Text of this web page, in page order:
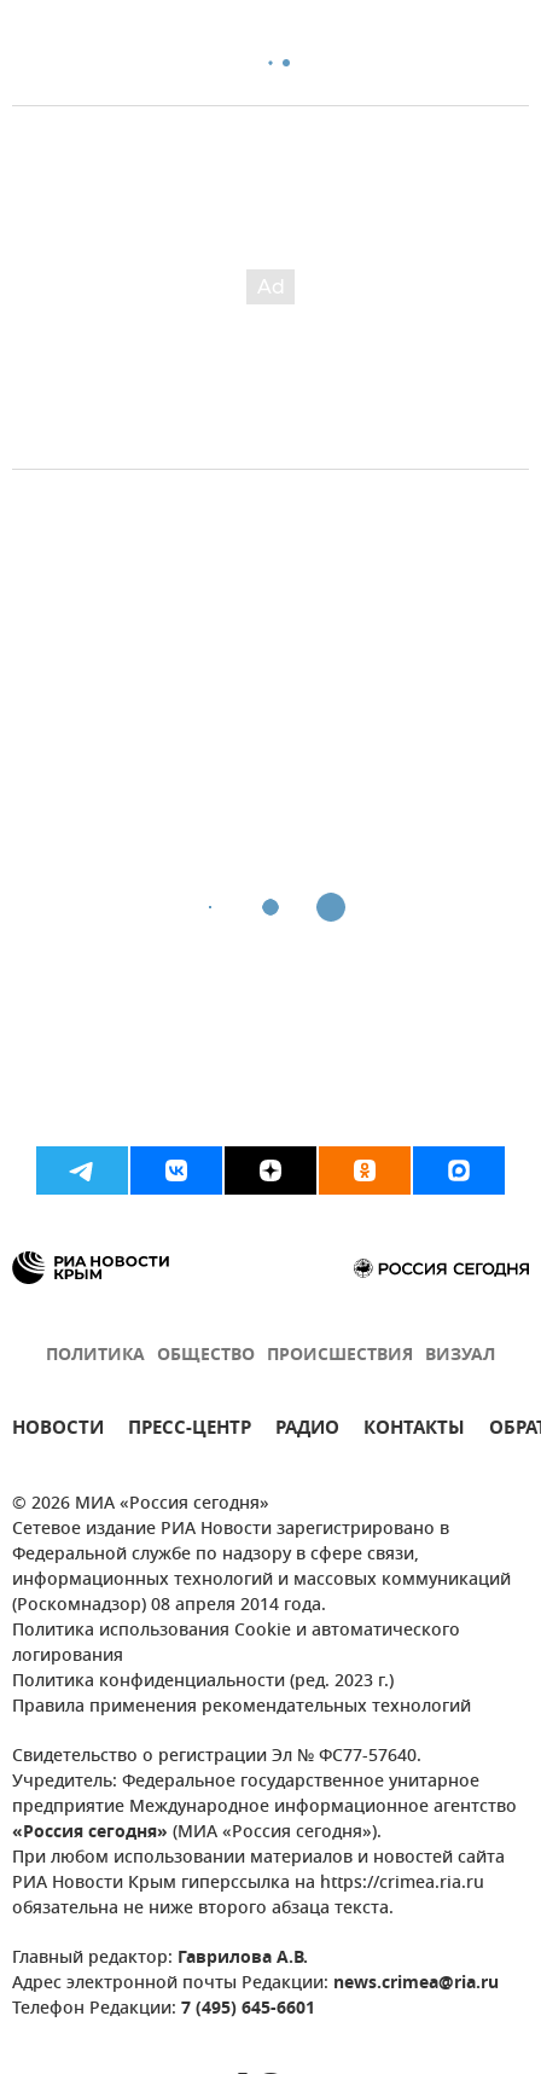
ПОЛИТИКА ОБЩЕСТВО ПРОИСШЕСТВИЯ ВИЗУАЛ
НОВОСТИ ПРЕСС-ЦЕНТР РАДИО КОНТАКТЫ
© 2026 МИА «Россия сегодня»
Сетевое издание РИА Новости зарегистрировано в
Федеральной службе по надзору в сфере связи,
информационных технологий и массовых коммуникаций
(Роскомнадзор) 08 апреля 2014 года.
Политика использования Cookie и автоматического
логирования
Политика конфиденциальности (ред. 2023 г.)
Правила применения рекомендательных технологий
Свидетельство о регистрации Эл № ФС77-57640.
Учредитель: Федеральное государственное унитарное
предприятие Международное информационное агентство
«Россия сегодня» (МИА «Россия сегодня»).
При любом использовании материалов и новостей сайта
РИА Новости Крым гиперссылка на https://crimea.ria.ru
обязательна не ниже второго абзаца текста.
Главный редактор: Гаврилова А.В.
Адрес электронной почты Редакции: news.crimea@ria.ru
Телефон Редакции: 7 (495) 645-6601